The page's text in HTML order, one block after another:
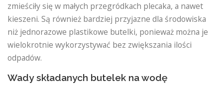
zmieściły się w małych przegródkach plecaka, a nawet
kieszeni. Są również bardziej przyjazne dla środowiska
niż jednorazowe plastikowe butelki, ponieważ można je
wielokrotnie wykorzystywać bez zwiększania ilości
odpadów.
Wady składanych butelek na wodę